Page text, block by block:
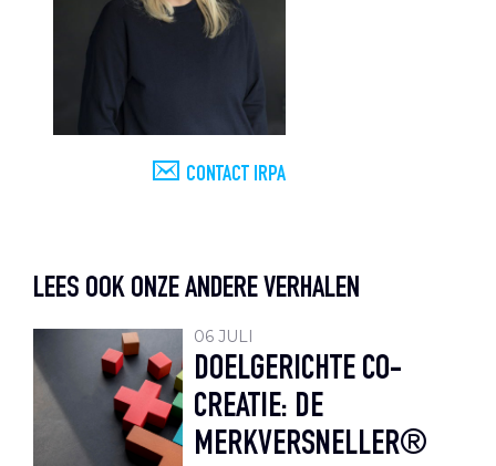
CONTACT IRPA
LEES OOK ONZE ANDERE VERHALEN
06 JULI
DOELGERICHTE CO-
CREATIE: DE
MERKVERSNELLER®